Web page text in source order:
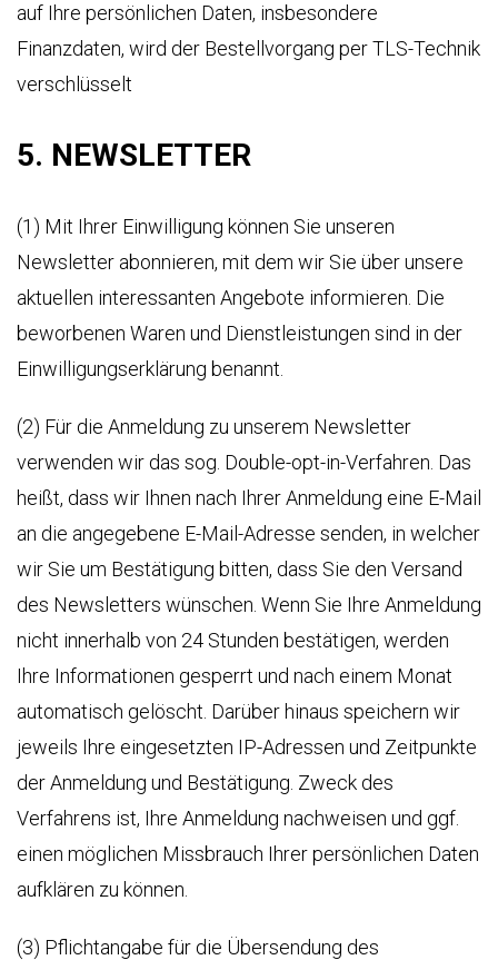
auf Ihre persönlichen Daten, insbesondere
Finanzdaten, wird der Bestellvorgang per TLS-Technik
verschlüsselt
5. NEWSLETTER
(1) Mit Ihrer Einwilligung können Sie unseren
Newsletter abonnieren, mit dem wir Sie über unsere
aktuellen interessanten Angebote informieren. Die
beworbenen Waren und Dienstleistungen sind in der
Einwilligungserklärung benannt.
(2) Für die Anmeldung zu unserem Newsletter
verwenden wir das sog. Double-opt-in-Verfahren. Das
heißt, dass wir Ihnen nach Ihrer Anmeldung eine E-Mail
an die angegebene E-Mail-Adresse senden, in welcher
wir Sie um Bestätigung bitten, dass Sie den Versand
des Newsletters wünschen. Wenn Sie Ihre Anmeldung
nicht innerhalb von 24 Stunden bestätigen, werden
Ihre Informationen gesperrt und nach einem Monat
automatisch gelöscht. Darüber hinaus speichern wir
jeweils Ihre eingesetzten IP-Adressen und Zeitpunkte
der Anmeldung und Bestätigung. Zweck des
Verfahrens ist, Ihre Anmeldung nachweisen und ggf.
einen möglichen Missbrauch Ihrer persönlichen Daten
aufklären zu können.
(3) Pflichtangabe für die Übersendung des